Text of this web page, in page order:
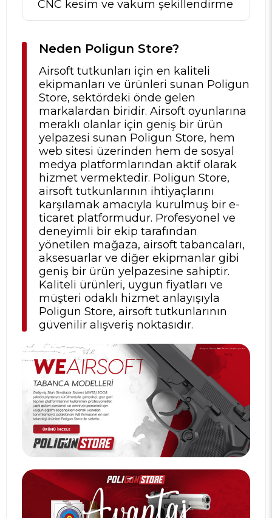
CNC kesim ve vakum şekillendirme
Neden Poligun Store?
Airsoft tutkunları için en kaliteli
ekipmanları ve ürünleri sunan Poligun
Store, sektördeki önde gelen
markalardan biridir. Airsoft oyunlarına
meraklı olanlar için geniş bir ürün
yelpazesi sunan Poligun Store, hem
web sitesi üzerinden hem de sosyal
medya platformlarından aktif olarak
hizmet vermektedir. Poligun Store,
airsoft tutkunlarının ihtiyaçlarını
karşılamak amacıyla kurulmuş bir e-
ticaret platformudur. Profesyonel ve
deneyimli bir ekip tarafından
yönetilen mağaza, airsoft tabancaları,
aksesuarlar ve diğer ekipmanlar gibi
geniş bir ürün yelpazesine sahiptir.
Kaliteli ürünleri, uygun fiyatları ve
müşteri odaklı hizmet anlayışıyla
Poligun Store, airsoft tutkunlarının
güvenilir alışveriş noktasıdır.